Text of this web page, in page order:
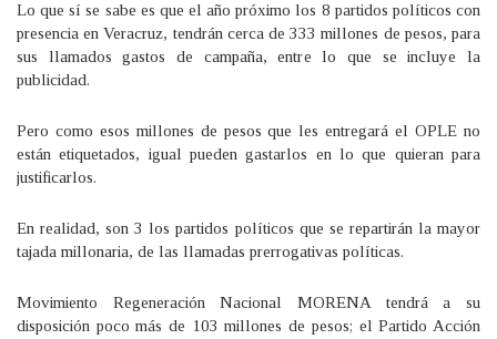
Lo que sí se sabe es que el año próximo los 8 partidos políticos con
presencia en Veracruz, tendrán cerca de 333 millones de pesos, para
sus llamados gastos de campaña, entre lo que se incluye la
publicidad.
Pero como esos millones de pesos que les entregará el OPLE no
están etiquetados, igual pueden gastarlos en lo que quieran para
justificarlos.
En realidad, son 3 los partidos políticos que se repartirán la mayor
tajada millonaria, de las llamadas prerrogativas políticas.
Movimiento Regeneración Nacional MORENA tendrá a su
disposición poco más de 103 millones de pesos; el Partido Acción